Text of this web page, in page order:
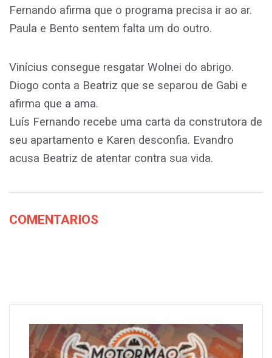
Fernando afirma que o programa precisa ir ao ar.
Paula e Bento sentem falta um do outro.
Vinícius consegue resgatar Wolnei do abrigo.
Diogo conta a Beatriz que se separou de Gabi e
afirma que a ama.
Luís Fernando recebe uma carta da construtora de
seu apartamento e Karen desconfia. Evandro
acusa Beatriz de atentar contra sua vida.
COMENTARIOS